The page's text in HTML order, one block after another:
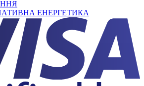
ЕНЕРГЕТИКА